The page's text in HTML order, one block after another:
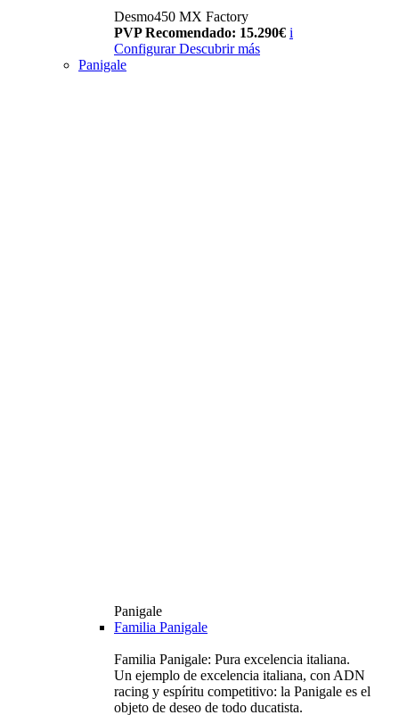
Desmo450 MX Factory
PVP Recomendado: 15.290€ i
Configurar Descubrir más
Panigale
Panigale
Familia Panigale
Familia Panigale: Pura excelencia italiana.
Un ejemplo de excelencia italiana, con ADN
racing y espíritu competitivo: la Panigale es el
objeto de deseo de todo ducatista.